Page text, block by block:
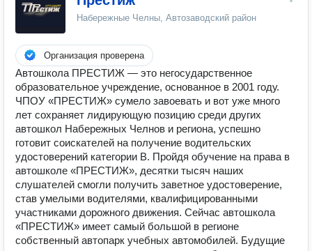
Набережные Челны, Автозаводский район
Организация проверена
Автошкола ПРЕСТИЖ — это негосударственное
образовательное учреждение, основанное в 2001 году.
ЧПОУ «ПРЕСТИЖ» сумело завоевать и вот уже много
лет сохраняет лидирующую позицию среди других
автошкол Набережных Челнов и региона, успешно
готовит соискателей на получение водительских
удостоверений категории В. Пройдя обучение на права в
автошколе «ПРЕСТИЖ», десятки тысяч наших
слушателей смогли получить заветное удостоверение,
став умелыми водителями, квалифицированными
участниками дорожного движения. Сейчас автошкола
«ПРЕСТИЖ» имеет самый большой в регионе
собственный автопарк учебных автомобилей. Будущие